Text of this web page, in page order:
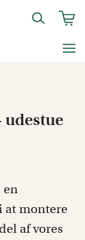
en
at montere
af vores